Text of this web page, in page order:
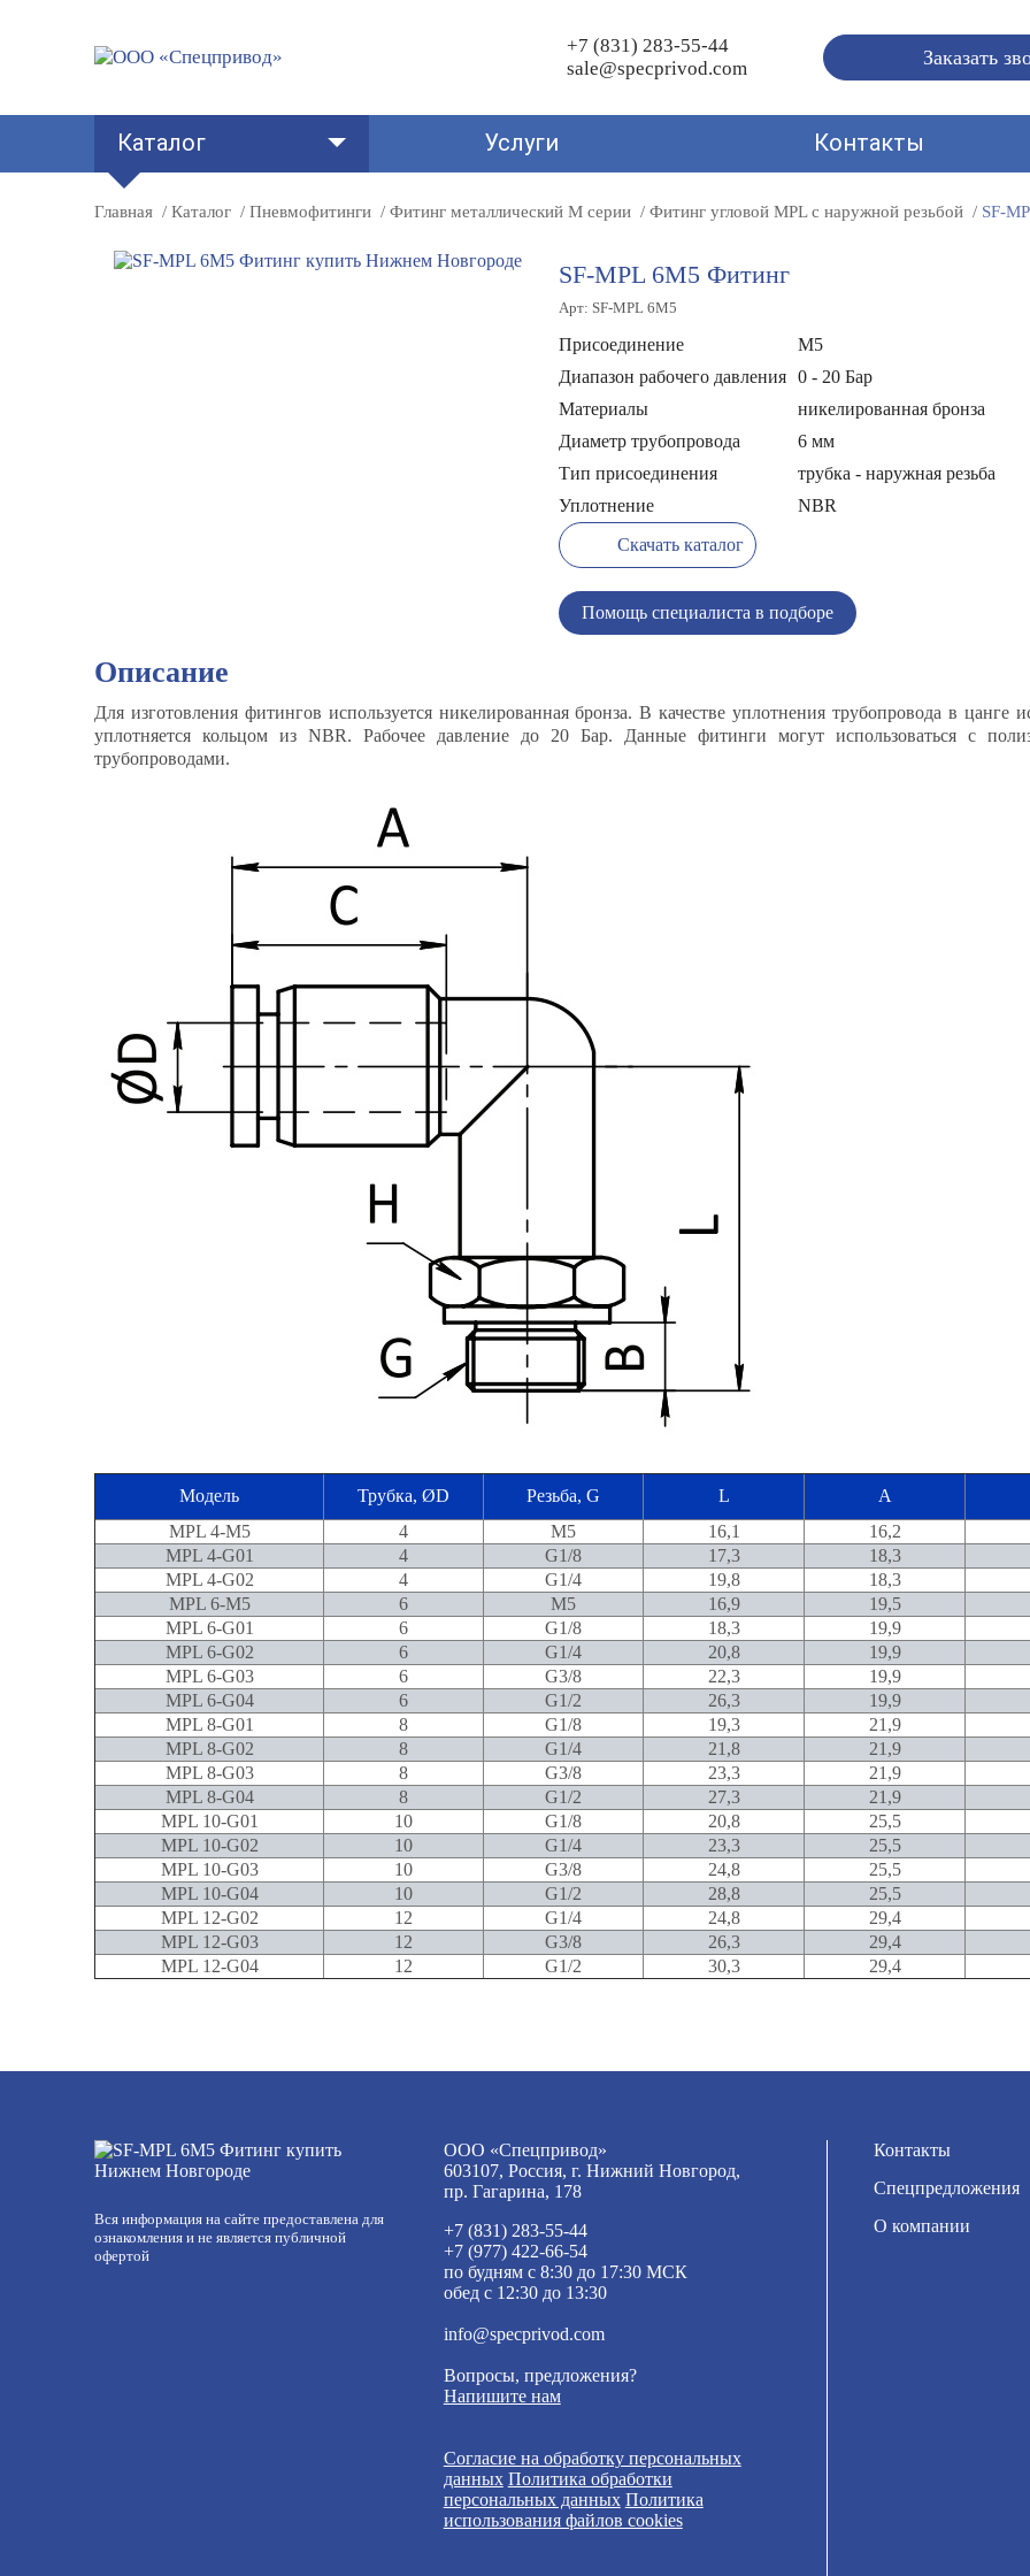
+7 (831) 283-55-44
sale@specprivod.com
Заказать
Каталог Услуги Контакты
Главная Каталог Пневмофитинги Фитинг металлический M серии Фитинг угловой MPL с наружной резьбой SF-
SF-MPL 6M5 Фитинг
Арт: SF-MPL 6M5
Присоединение
М5
Диапазон рабочего давления 0 - 20 Бар
Материалы
никелированная бронза
Диаметр трубопровода
6 мм
Тип присоединения
трубка - наружная резьба
Уплотнение
NBR
Скачать каталог
Помощь специалиста в подборе
Описание
Для изготовления фитингов используется никелированная бронза. В качестве уплотнения трубопровода в цанге
уплотняется кольцом из NBR. Рабочее давление до 20 Бар. Данные фитинги могут использоваться с
трубопроводами.
Модель Трубка, ØD Резьба, G L A
MPL 4-M5
4 M5 16,1 16,2
MPL 4-G01
4 G1/8 17,3 18,3
MPL 4-G02
4 G1/4 19,8 18,3
MPL 6-M5
6 M5 16,9 19,5
MPL 6-G01
6 G1/8 18,3 19,9
MPL 6-G02
6 G1/4 20,8 19,9
MPL 6-G03
6 G3/8 22,3 19,9
MPL 6-G04
6 G1/2 26,3 19,9
MPL 8-G01
8 G1/8 19,3 21,9
MPL 8-G02
8 G1/4 21,8 21,9
MPL 8-G03
8 G3/8 23,3 21,9
MPL 8-G04
8 G1/2 27,3 21,9
MPL 10-G01
10 G1/8 20,8 25,5
MPL 10-G02
10 G1/4 23,3 25,5
MPL 10-G03
10 G3/8 24,8 25,5
MPL 10-G04
10 G1/2 28,8 25,5
MPL 12-G02
12 G1/4 24,8 29,4
MPL 12-G03
12 G3/8 26,3 29,4
MPL 12-G04
12 G1/2 30,3 29,4
Вся информация на сайте предоставлена для
ознакомления и не является публичной
офертой
ООО «Спецпривод»
603107, Россия, г. Нижний Новгород,
пр. Гагарина, 178
+7 (831) 283-55-44
+7 (977) 422-66-54
по будням с 8:30 до 17:30 МСК
обед с 12:30 до 13:30
info@specprivod.com
Вопросы, предложения?
Напишите нам
Согласие на обработку персональных
данных Политика обработки
персональных данных Политика
использования файлов cookies
Контакты
Спецпредложения
О компании